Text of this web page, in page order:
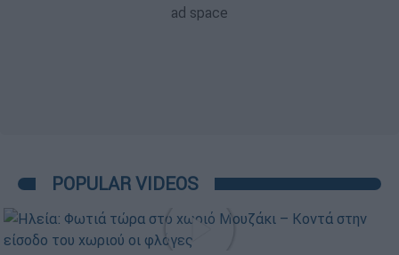
POPULAR VIDEOS